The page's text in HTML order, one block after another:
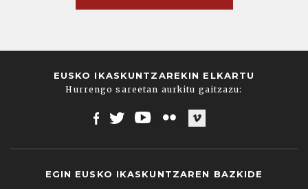
EUSKO IKASKUNTZAREKIN ELKARTU
Hurrengo sareetan aurkitu gaitzazu:
EGIN EUSKO IKASKUNTZAREN BAZKIDE